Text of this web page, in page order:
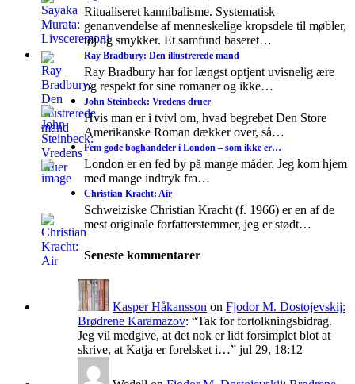
Ritualiseret kannibalisme. Systematisk
genanvendelse af menneskelige kropsdele til møbler,
tøj og smykker. Et samfund baseret…
Ray Bradbury: Den illustrerede mand
Ray Bradbury har for længst optjent uvisnelig ære
og respekt for sine romaner og ikke…
John Steinbeck: Vredens druer
Hvis man er i tvivl om, hvad begrebet Den Store
Amerikanske Roman dækker over, så…
Fem gode boghandeler i London – som ikke er…
London er en fed by på mange måder. Jeg kom hjem
med mange indtryk fra…
Christian Kracht: Air
Schweiziske Christian Kracht (f. 1966) er en af de
mest originale forfatterstemmer, jeg er stødt…
Seneste kommentarer
Kasper Håkansson on Fjodor M. Dostojevskij:
Brødrene Karamazov: “Tak for fortolkningsbidrag.
Jeg vil medgive, at det nok er lidt forsimplet blot at
skrive, at Katja er forelsket i…” jul 29, 18:12